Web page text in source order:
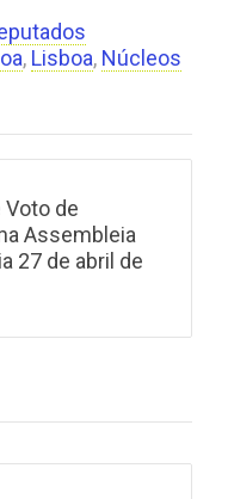
, Lisboa, Núcleos
Voto de
Assembleia
27 de abril de